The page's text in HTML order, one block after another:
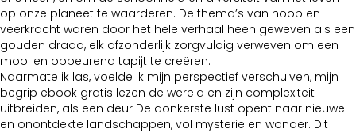
op onze planeet te waarderen. De thema’s van hoop en
veerkracht waren door het hele verhaal heen geweven als een
gouden draad, elk afzonderlijk zorgvuldig verweven om een
mooi en opbeurend tapijt te creëren.
Naarmate ik las, voelde ik mijn perspectief verschuiven, mijn
begrip ebook gratis lezen de wereld en zijn complexiteit
uitbreiden, als een deur De donkerste lust opent naar nieuwe
en onontdekte landschappen, vol mysterie en wonder. Dit